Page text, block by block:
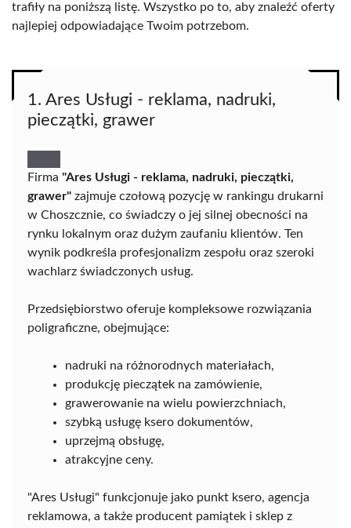
trafiły na poniższą listę. Wszystko po to, aby znaleźć oferty
najlepiej odpowiadające Twoim potrzebom.
1. Ares Usługi - reklama, nadruki,
pieczątki, grawer
Firma "Ares Usługi - reklama, nadruki, pieczątki,
grawer" zajmuje czołową pozycję w rankingu drukarni
w Choszcznie, co świadczy o jej silnej obecności na
rynku lokalnym oraz dużym zaufaniu klientów. Ten
wynik podkreśla profesjonalizm zespołu oraz szeroki
wachlarz świadczonych usług.
Przedsiębiorstwo oferuje kompleksowe rozwiązania
poligraficzne, obejmujące:
nadruki na różnorodnych materiałach,
produkcję pieczątek na zamówienie,
grawerowanie na wielu powierzchniach,
szybką usługę ksero dokumentów,
uprzejmą obsługę,
atrakcyjne ceny.
"Ares Usługi" funkcjonuje jako punkt ksero, agencja
reklamowa, a także producent pamiątek i sklep z